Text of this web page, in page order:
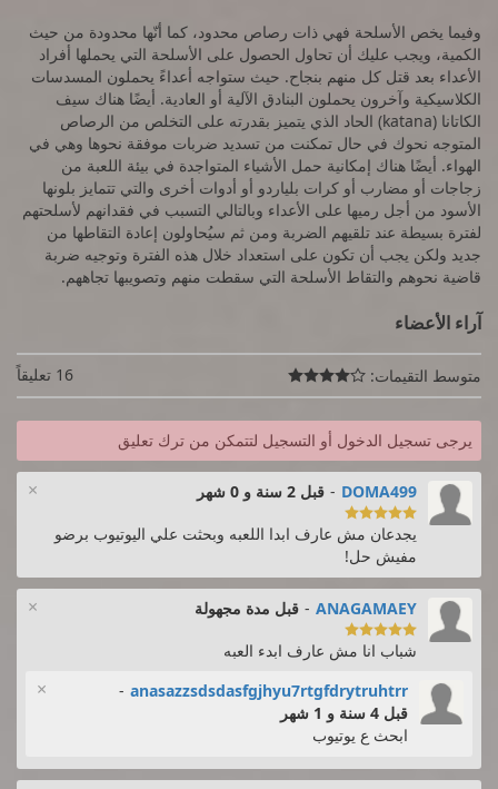
وفيما يخص الأسلحة فهي ذات رصاص محدود، كما أنّها محدودة من حيث
الكمية، ويجب عليك أن تحاول الحصول على الأسلحة التي يحملها أفراد
الأعداء بعد قتل كل منهم بنجاح. حيث ستواجه أعداءً يحملون المسدسات
الكلاسيكية وآخرون يحملون البنادق الآلية أو العادية. أيضًا هناك سيف
الكاتانا (katana) الحاد الذي يتميز بقدرته على التخلص من الرصاص
المتوجه نحوك في حال تمكنت من تسديد ضربات موفقة نحوها وهي في
الهواء. أيضًا هناك إمكانية حمل الأشياء المتواجدة في بيئة اللعبة من
زجاجات أو مضارب أو كرات بلياردو أو أدوات أخرى والتي تتمايز بلونها
الأسود من أجل رميها على الأعداء وبالتالي التسبب في فقدانهم لأسلحتهم
لفترة بسيطة عند تلقيهم الضربة ومن ثم سيُحاولون إعادة التقاطها من
جديد ولكن يجب أن تكون على استعداد خلال هذه الفترة وتوجيه ضربة
قاضية نحوهم والتقاط الأسلحة التي سقطت منهم وتصويبها تجاههم.
آراء الأعضاء
متوسط التقيمات:  16 تعليقاً
يرجى تسجيل الدخول أو التسجيل لتتمكن من ترك تعليق
× DOMA499
- قبل 2 سنة و 0 شهر

يجدعان مش عارف ابدا اللعبه وبحثت علي اليوتيوب برضو
مفيش حل!
× ANAGAMAEY
- قبل مدة مجهولة

شباب انا مش عارف ابدء العبه
× anasazzsdsdasfgjhyu7rtgfdrytruhtrr
-
قبل 4 سنة و 1 شهر
ابحث ع يوتيوب